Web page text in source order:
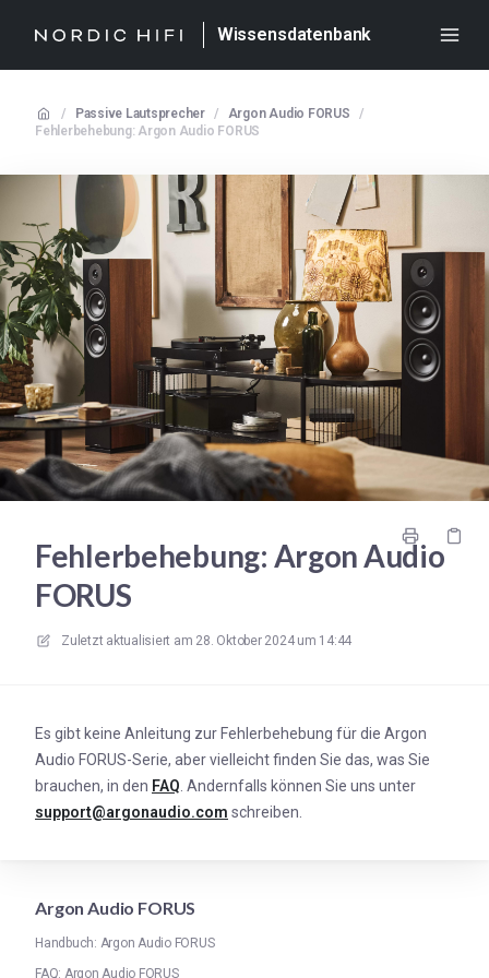
Wissensdatenbank
/ Passive Lautsprecher / Argon Audio FORUS
/
Fehlerbehebung: Argon Audio FORUS
Fehlerbehebung: Argon Audio
FORUS
Zuletzt aktualisiert am 28. Oktober 2024 um 14:44
Es gibt keine Anleitung zur Fehlerbehebung für die Argon
Audio FORUS-Serie, aber vielleicht finden Sie das, was Sie
brauchen, in den FAQ . Andernfalls können Sie uns unter
support@argonaudio.com schreiben.
Argon Audio FORUS
Handbuch: Argon Audio FORUS
FAQ: Argon Audio FORUS